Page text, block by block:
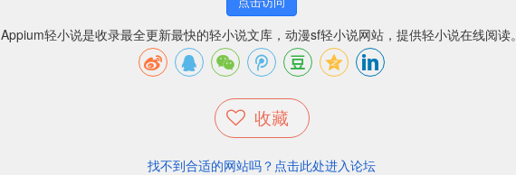
Appium轻小说是收录最全更新最快的轻小说文库，动漫sf轻小说网站，提供轻小说在线阅读。
收藏
找不到合适的网站吗？点击此处进入论坛